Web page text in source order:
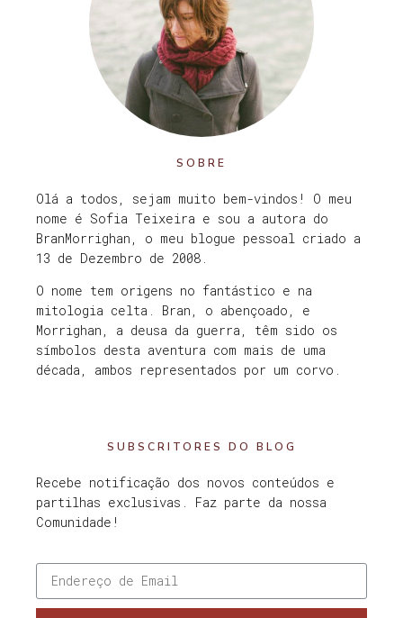
SOBRE
Olá a todos, sejam muito bem-vindos! O meu
nome é Sofia Teixeira e sou a autora do
BranMorrighan, o meu blogue pessoal criado a
13 de Dezembro de 2008.
O nome tem origens no fantástico e na
mitologia celta. Bran, o abençoado, e
Morrighan, a deusa da guerra, têm sido os
símbolos desta aventura com mais de uma
década, ambos representados por um corvo.
SUBSCRITORES DO BLOG
Recebe notificação dos novos conteúdos e
partilhas exclusivas. Faz parte da nossa
Comunidade!